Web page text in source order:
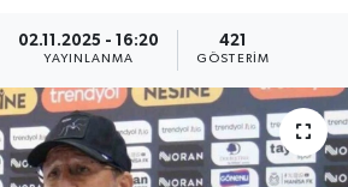
02.11.2025 - 16:20
YAYINLANMA
421
GÖSTERIM